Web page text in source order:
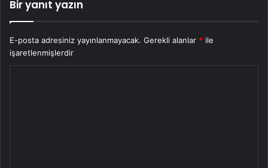
Bir yanıt yazın
E-posta adresiniz yayınlanmayacak. Gerekli alanlar * ile
işaretlenmişlerdir